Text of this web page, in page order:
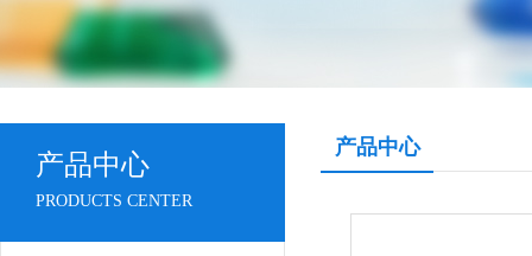
产品中心
PRODUCTS CENTER
产品中心